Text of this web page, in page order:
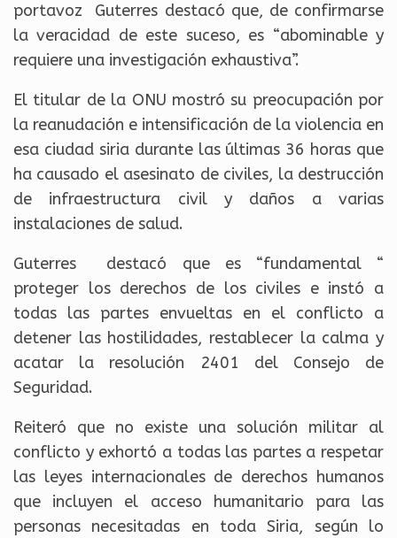
portavoz Guterres destacó que, de confirmarse
la veracidad de este suceso, es “abominable y
requiere una investigación exhaustiva”.
El titular de la ONU mostró su preocupación por
la reanudación e intensificación de la violencia en
esa ciudad siria durante las últimas 36 horas que
ha causado el asesinato de civiles, la destrucción
de infraestructura civil y daños a varias
instalaciones de salud.
Guterres destacó que es “fundamental “
proteger los derechos de los civiles e instó a
todas las partes envueltas en el conflicto a
detener las hostilidades, restablecer la calma y
acatar la resolución 2401 del Consejo de
Seguridad.
Reiteró que no existe una solución militar al
conflicto y exhortó a todas las partes a respetar
las leyes internacionales de derechos humanos
que incluyen el acceso humanitario para las
personas necesitadas en toda Siria, según lo